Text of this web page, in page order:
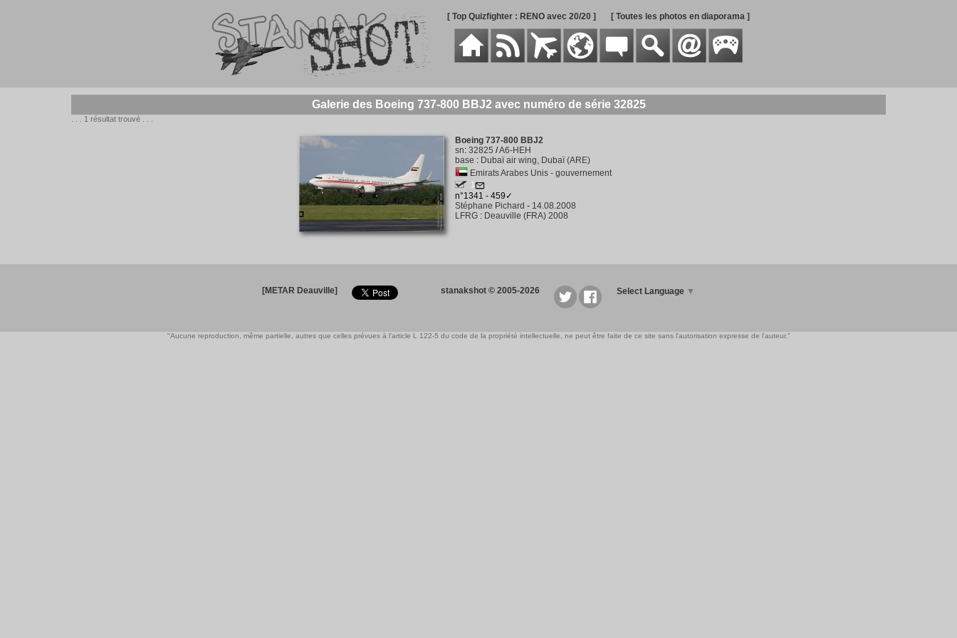
[ Top Quizfighter : RENO avec 20/20 ] [ Toutes les photos en diaporama ]
Galerie des Boeing 737-800 BBJ2 avec numéro de série 32825
. . . 1 résultat trouvé . . .
Boeing 737-800 BBJ2
sn: 32825 /A6-HEH
base : Dubaï air wing, Dubaï (ARE)
Emirats Arabes Unis - gouvernement
1
n°1341 - 459✓
Stéphane Pichard - 14.08.2008
LFRG: Deauville (FRA) 2008
[METAR Deauville] stanakshot © 2005-2026 Select Language ▼
"Aucune reproduction, même partielle, autres que celles prévues à l'article L 122-5 du code de la propriété intellectuelle, ne peut être faite de ce site sans l'autorisation expresse de l'auteur."